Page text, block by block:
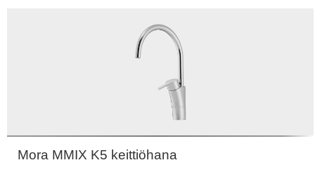
Mora MMIX K5 keittiöhana